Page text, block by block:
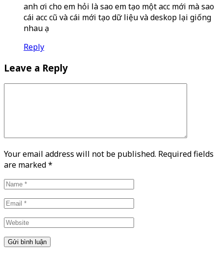
anh ơi cho em hỏi là sao em tạo một acc mới mà sao
cái acc cũ và cái mới tạo dữ liệu và deskop lại giống
nhau ạ
Reply
Leave a Reply
Your email address will not be published. Required fields
are marked*